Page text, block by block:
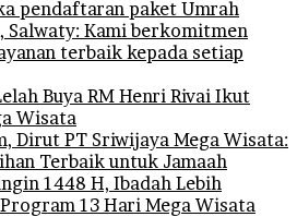
pendaftaran paket Umrah
Salwaty: Kami berkomitmen
terbaik kepada setiap
Buya RM Henri Rivai Ikut
Wisata
Dirut PT Sriwijaya Mega Wisata:
Terbaik untuk Jamaah
1448 H, Ibadah Lebih
13 Hari Mega Wisata